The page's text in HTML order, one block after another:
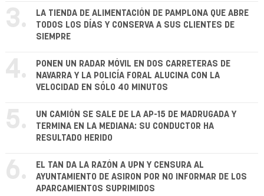
3.
LA TIENDA DE ALIMENTACIÓN DE PAMPLONA QUE ABRE
TODOS LOS DÍAS Y CONSERVA A SUS CLIENTES DE
SIEMPRE
4.
PONEN UN RADAR MÓVIL EN DOS CARRETERAS DE
NAVARRA Y LA POLICÍA FORAL ALUCINA CON LA
VELOCIDAD EN SÓLO 40 MINUTOS
5.
UN CAMIÓN SE SALE DE LA AP-15 DE MADRUGADA Y
TERMINA EN LA MEDIANA: SU CONDUCTOR HA
RESULTADO HERIDO
6.
EL TAN DA LA RAZÓN A UPN Y CENSURA AL
AYUNTAMIENTO DE ASIRON POR NO INFORMAR DE LOS
APARCAMIENTOS SUPRIMIDOS